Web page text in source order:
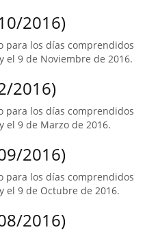
2016)
para los días comprendidos
el 9 de Noviembre de 2016.
2016)
para los días comprendidos
el 9 de Marzo de 2016.
2016)
para los días comprendidos
el 9 de Octubre de 2016.
2016)